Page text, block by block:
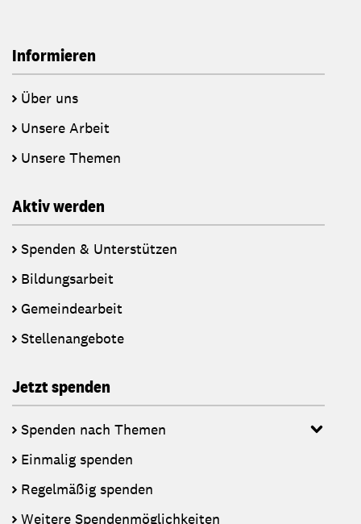
Informieren
Über uns
Unsere Arbeit
Unsere Themen
Aktiv werden
Spenden & Unterstützen
Bildungsarbeit
Gemeindearbeit
Stellenangebote
Jetzt spenden
Spenden nach Themen
Einmalig spenden
Regelmäßig spenden
Weitere Spendenmöglichkeiten